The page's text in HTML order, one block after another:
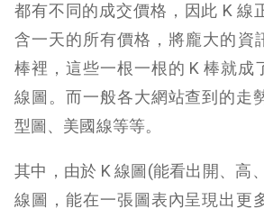
都有不同的成交價格，因此 K 線
含一天的所有價格，將龐大的資
棒裡，這些一根一根的 K 棒就成
線圖。而一般各大網站查到的走
型圖、美國線等等。
其中，由於 K 線圖(能看出開、高
線圖，能在一張圖表內呈現出更